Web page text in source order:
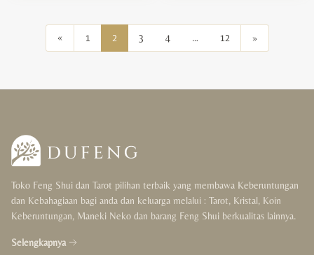
« 1 2 3 4 … 12 »
Toko Feng Shui dan Tarot pilihan terbaik yang membawa Keberuntungan
dan Kebahagiaan bagi anda dan keluarga melalui : Tarot, Kristal, Koin
Keberuntungan, Maneki Neko dan barang Feng Shui berkualitas lainnya.
Selengkapnya